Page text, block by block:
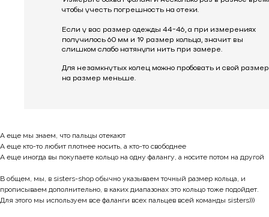
А еще мы знаем, что пальцы отекают
А еще кто-то любит плотнее носить, а кто-то свободнее
А еще иногда вы покупаете кольцо на одну фалангу, а носите потом на другой
В общем, мы, в sisters-shop обычно указываем точный размер кольца, и
прописываем дополнительно, в каких диапазонах это кольцо тоже подойдет.
Для этого мы используем все фаланги всех пальцев всей команды sisters)))